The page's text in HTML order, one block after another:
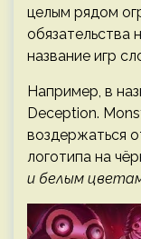
целым рядом
обязательства
название игр
Например, в
Deception.
воздержаться
логотипа на
и белым